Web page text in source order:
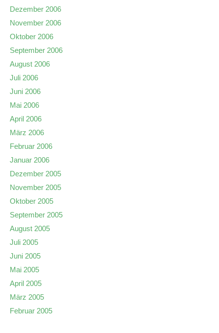
Dezember 2006
November 2006
Oktober 2006
September 2006
August 2006
Juli 2006
Juni 2006
Mai 2006
April 2006
März 2006
Februar 2006
Januar 2006
Dezember 2005
November 2005
Oktober 2005
September 2005
August 2005
Juli 2005
Juni 2005
Mai 2005
April 2005
März 2005
Februar 2005